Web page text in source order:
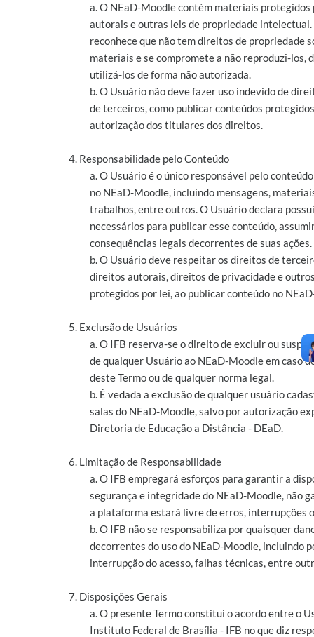
a. O NEaD-Moodle contém materiais
autorais e outras leis de propriedade
reconhece que não tem direitos de propriedade
materiais e se compromete a não reproduzi-los,
utilizá-los de forma não autorizada.
b. O Usuário não deve fazer uso indevido de
de terceiros, como publicar conteúdos
autorização dos titulares dos direitos.
4. Responsabilidade pelo Conteúdo
a. O Usuário é o único responsável pelo
no NEaD-Moodle, incluindo mensagens,
trabalhos, entre outros. O Usuário declara
necessários para publicar esse conteúdo,
consequências legais decorrentes de suas ações.
b. O Usuário deve respeitar os direitos de
direitos autorais, direitos de privacidade e
protegidos por lei, ao publicar conteúdo no
5. Exclusão de Usuários
a. O IFB reserva-se o direito de excluir ou
de qualquer Usuário ao NEaD-Moodle em caso
deste Termo ou de qualquer norma legal.
b. É vedada a exclusão de qualquer usuário
salas do NEaD-Moodle, salvo por autorização
Diretoria de Educação a Distância - DEaD.
6. Limitação de Responsabilidade
a. O IFB empregará esforços para garantir a
segurança e integridade do NEaD-Moodle, não
a plataforma estará livre de erros, interrupções
b. O IFB não se responsabiliza por quaisquer
decorrentes do uso do NEaD-Moodle, incluindo
interrupção do acesso, falhas técnicas, entre
7. Disposições Gerais
a. O presente Termo constitui o acordo entre o
Instituto Federal de Brasília - IFB no que diz